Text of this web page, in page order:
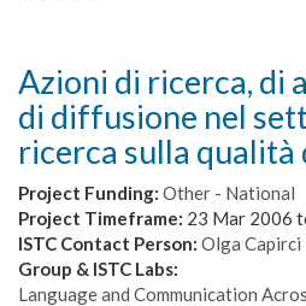
la
Competizione
la
collaborazione:
Reti
di
conoscenza,
reputazione
Azioni di ricerca, di
di diffusione nel
ricerca sulla qualità
Project Funding: Other - National
Project Timeframe: 23 Mar 2006
ISTC Contact Person: Olga Capirci
Group & ISTC Labs:
Language and Communication